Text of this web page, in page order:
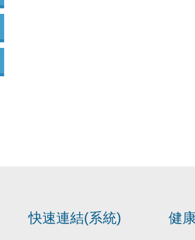
快速連結(系統) 健